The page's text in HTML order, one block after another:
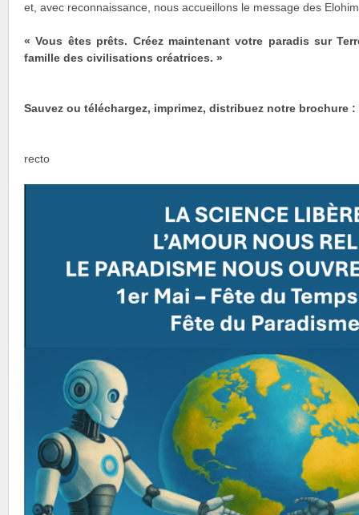
et, avec reconnaissance, nous accueillons le message des
« Vous êtes prêts. Créez maintenant votre paradis sur
famille des civilisations créatrices. »
Sauvez ou téléchargez, imprimez, distribuez notre brochure :
recto